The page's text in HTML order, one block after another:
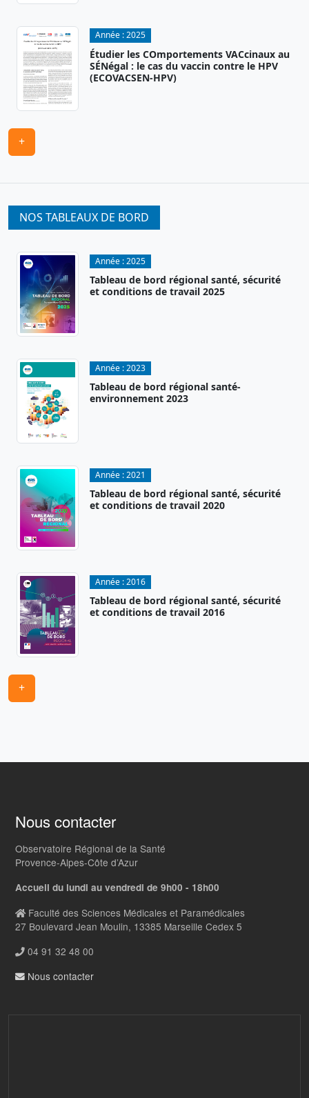
Année :2025
Étudier les COmportements VACcinaux au
SÉNégal : le cas du vaccin contre le HPV
(ECOVACSEN-HPV)
+
NOS TABLEAUX DE BORD
Année :2025
Tableau de bord régional santé, sécurité
et conditions de travail 2025
Année :2023
Tableau de bord régional santé-
environnement 2023
Année :2021
Tableau de bord régional santé, sécurité
et conditions de travail 2020
Année :2016
Tableau de bord régional santé, sécurité
et conditions de travail 2016
+
Nous contacter
Observatoire Régional de la Santé
Provence-Alpes-Côte d’Azur
Accueil du lundi au vendredi de 9h00 - 18h00
Faculté des Sciences Médicales et Paramédicales
27 Boulevard Jean Moulin, 13385 Marseille Cedex 5
04 91 32 48 00
Nous contacter